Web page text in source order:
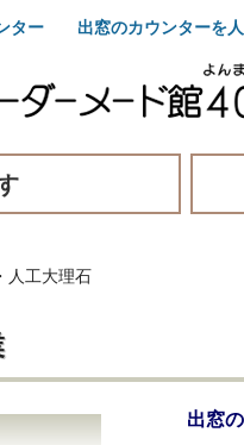
ター 出窓のカウンターを人
人工大理石
出窓